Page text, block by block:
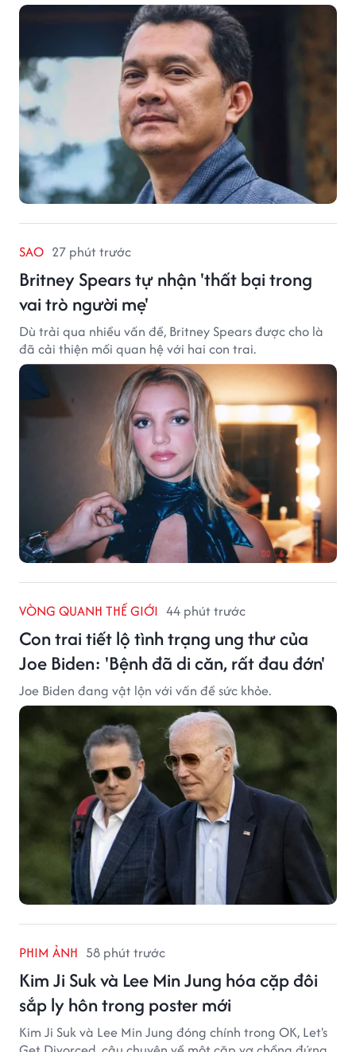
SAO 27 phút trước
Britney Spears tự nhận 'thất bại trong
vai trò người mẹ'
Dù trải qua nhiều vấn đề, Britney Spears được cho là
đã cải thiện mối quan hệ với hai con trai.
VÒNG QUANH THẾ GIỚI 44 phút trước
Con trai tiết lộ tình trạng ung thư của
Joe Biden: 'Bệnh đã di căn, rất đau đớn'
Joe Biden đang vật lộn với vấn đề sức khỏe.
PHIM ẢNH 58 phút trước
Kim Ji Suk và Lee Min Jung hóa cặp đôi
sắp ly hôn trong poster mới
Kim Ji Suk và Lee Min Jung đóng chính trong OK, Let's